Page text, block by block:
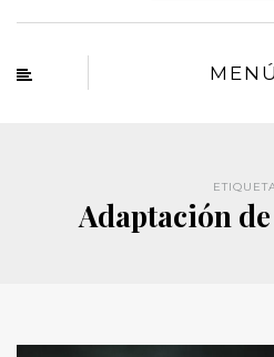
MENÚ
Adaptación